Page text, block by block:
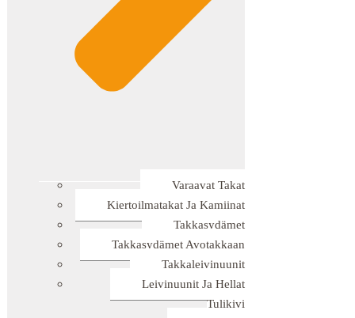
Varaavat Takat
Kiertoilmatakat Ja Kamiinat
Takkasydämet
Takkasydämet Avotakkaan
Takkaleivinuunit
Leivinuunit Ja Hellat
Tulikivi